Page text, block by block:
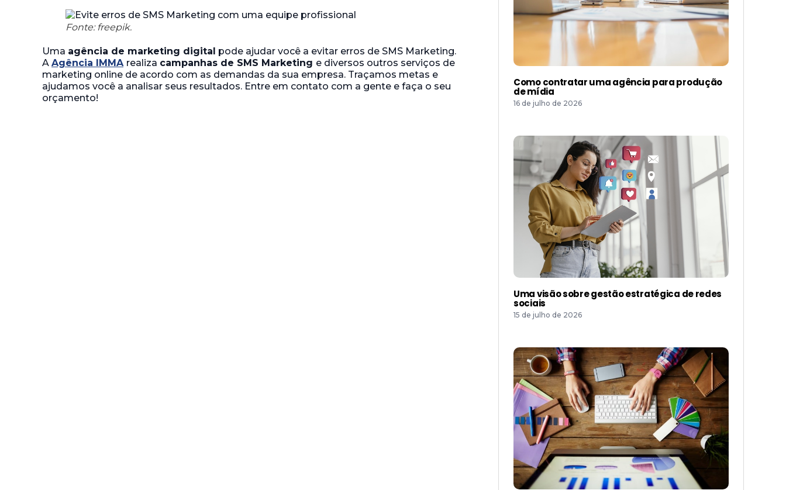
Fonte: freepik.
Uma agência de marketing digital pode ajudar você a evitar erros de SMS Marketing.
A Agência IMMA realiza campanhas de SMS Marketing e diversos outros serviços de
marketing online de acordo com as demandas da sua empresa. Traçamos metas e
ajudamos você a analisar seus resultados. Entre em contato com a gente e faça o seu
orçamento!
Como contratar uma agência para produção
de mídia
16 de julho de 2026
Uma visão sobre gestão estratégica de redes
sociais
15 de julho de 2026